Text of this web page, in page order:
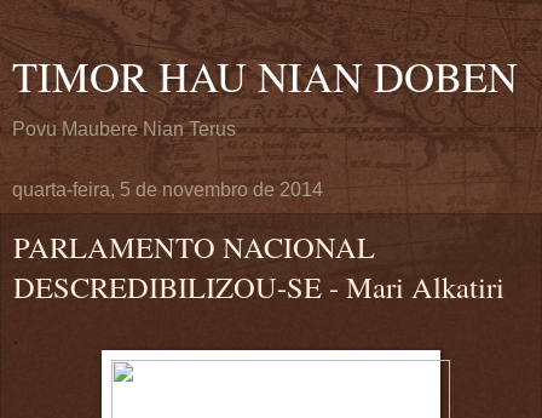
TIMOR HAU NIAN DOBEN
Povu Maubere Nian Terus
quarta-feira, 5 de novembro de 2014
PARLAMENTO NACIONAL
DESCREDIBILIZOU-SE - Mari Alkatiri
.